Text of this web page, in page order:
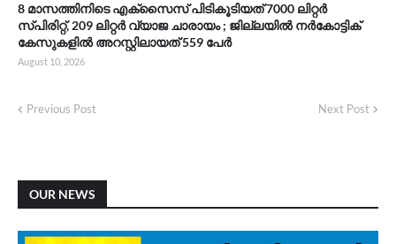
8 മാസത്തിനിടെ എക്സൈസ് പിടികൂടിയത് 7000 ലിറ്റർ
സ്പിരിറ്റ്‌, 209 ലിറ്റർ വ്യാജ ചാരായം ; ജില്ലയിൽ നർകോട്ടിക്
കേസുകളിൽ അറസ്റ്റിലായത് 559 പേർ
August 10, 2026
Previous Post Next Post
OUR NEWS